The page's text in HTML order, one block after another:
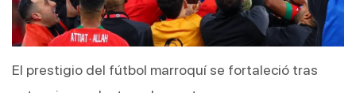
El prestigio del fútbol marroquí se fortaleció tras